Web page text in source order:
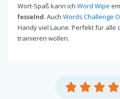
Wort-Spaß kann ich Word Wipe
fesselnd. Auch Words Challenge
Handy viel Laune. Perfekt für alle
trainieren wollen.